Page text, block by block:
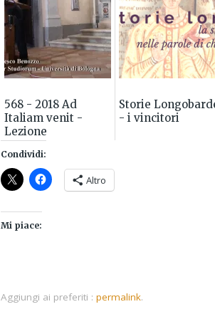
568 - 2018 Ad
Italiam venit -
Lezione
introduttiva alla
lettura dell'Historia
Langobardorum
Storie
- i vincitori
Condividi:
Altro
Mi piace:
Aggiungi ai preferiti : permalink.